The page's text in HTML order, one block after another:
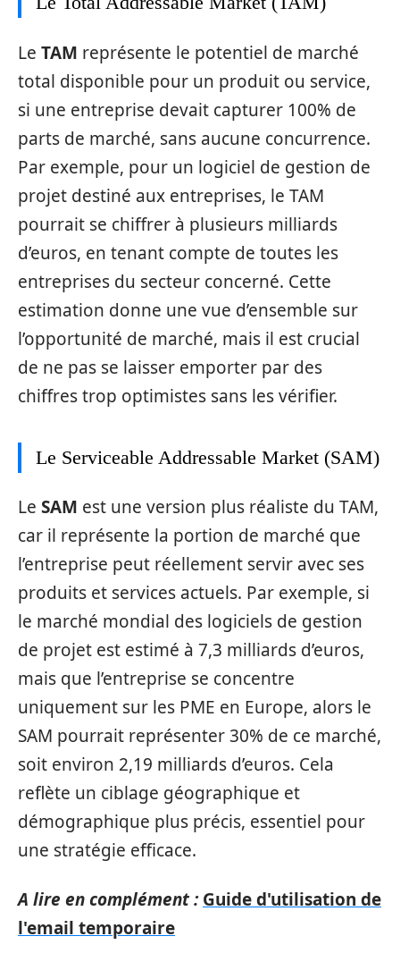
Le TAM représente le potentiel de marché
total disponible pour un produit ou service,
si une entreprise devait capturer 100% de
parts de marché, sans aucune concurrence.
Par exemple, pour un logiciel de gestion de
projet destiné aux entreprises, le TAM
pourrait se chiffrer à plusieurs milliards
d’euros, en tenant compte de toutes les
entreprises du secteur concerné. Cette
estimation donne une vue d’ensemble sur
l’opportunité de marché, mais il est crucial
de ne pas se laisser emporter par des
chiffres trop optimistes sans les vérifier.
Le Serviceable Addressable Market (SAM)
Le SAM est une version plus réaliste du TAM,
car il représente la portion de marché que
l’entreprise peut réellement servir avec ses
produits et services actuels. Par exemple, si
le marché mondial des logiciels de gestion
de projet est estimé à 7,3 milliards d’euros,
mais que l’entreprise se concentre
uniquement sur les PME en Europe, alors le
SAM pourrait représenter 30% de ce marché,
soit environ 2,19 milliards d’euros. Cela
reflète un ciblage géographique et
démographique plus précis, essentiel pour
une stratégie efficace.
A lire en complément : Guide d'utilisation de
l'email temporaire